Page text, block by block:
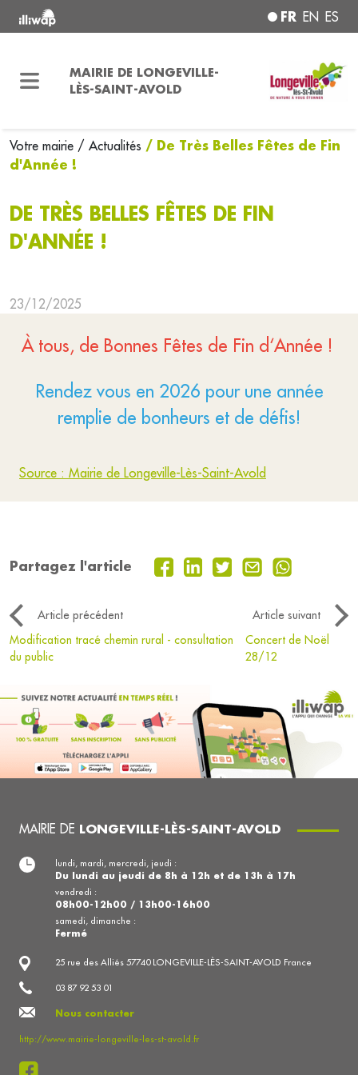
FR EN ES
MAIRIE DE LONGEVILLE-
LÈS-SAINT-AVOLD
Votre mairie / Actualités / De Très Belles Fêtes de Fin
d'Année !
DE TRÈS BELLES FÊTES DE FIN
D'ANNÉE !
23/12/2025
À tous, de Bonnes Fêtes de Fin d‘Année !
Rendez vous en 2026 pour une année
remplie de bonheurs et de défis!
Source : Mairie de Longeville-Lès-Saint-Avold
Partagez l'article
Article précédent
Article suivant
Modification tracé chemin rural - consultation
du public
Concert de Noël
28/12
MAIRIE DE LONGEVILLE-LÈS-SAINT-AVOLD
25 rue des Alliés 57740 LONGEVILLE-LÈS-SAINT-AVOLD France
03 87 92 53 01
Nous contacter
http://www.mairie-longeville-les-st-avold.fr
lundi, mardi, mercredi, jeudi :
Du lundi au jeudi de 8h à 12h et de 13h à 17h
vendredi :
08h00-12h00 / 13h00-16h00
samedi, dimanche :
Fermé